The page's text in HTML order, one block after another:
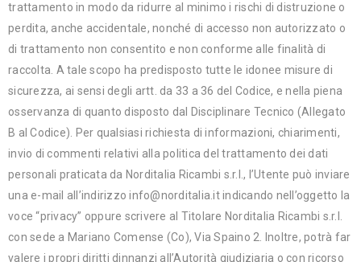
trattamento in modo da ridurre al minimo i rischi di distruzione o
perdita, anche accidentale, nonché di accesso non autorizzato o
di trattamento non consentito e non conforme alle finalità di
raccolta. A tale scopo ha predisposto tutte le idonee misure di
sicurezza, ai sensi degli artt. da 33 a 36 del Codice, e nella piena
osservanza di quanto disposto dal Disciplinare Tecnico (Allegato
B al Codice). Per qualsiasi richiesta di informazioni, chiarimenti,
invio di commenti relativi alla politica del trattamento dei dati
personali praticata da Norditalia Ricambi s.r.l., l’Utente può inviare
una e-mail all’indirizzo info@norditalia.it indicando nell’oggetto la
voce “privacy” oppure scrivere al Titolare Norditalia Ricambi s.r.l.
con sede a Mariano Comense (Co), Via Spaino 2. Inoltre, potrà far
valere i propri diritti dinnanzi all’Autorità giudiziaria o con ricorso